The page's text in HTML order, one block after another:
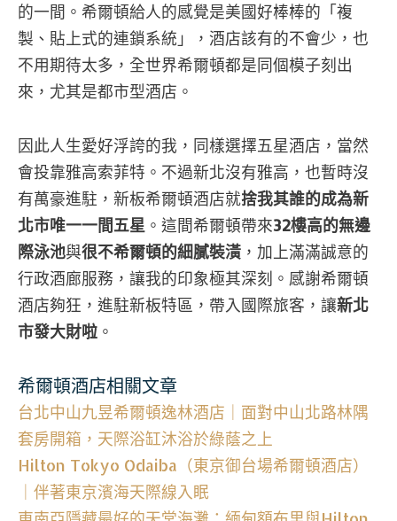
的一間。希爾頓給人的感覺是美國好棒棒的「複
製、貼上式的連鎖系統」，酒店該有的不會少，也
不用期待太多，全世界希爾頓都是同個模子刻出
來，尤其是都市型酒店。
因此人生愛好浮誇的我，同樣選擇五星酒店，當然
會投靠雅高索菲特。不過新北沒有雅高，也暫時沒
有萬豪進駐，新板希爾頓酒店就捨我其誰的成為新
北市唯一一間五星 。這間希爾頓帶來32樓高的無邊
際泳池與很不希爾頓的細膩裝潢 ，加上滿滿誠意的
行政酒廊服務，讓我的印象極其深刻。感謝希爾頓
酒店夠狂，進駐新板特區，帶入國際旅客，讓新北
市發大財啦 。
希爾頓酒店相關文章
台北中山九昱希爾頓逸林酒店｜面對中山北路林隅
套房開箱，天際浴缸沐浴於綠蔭之上
Hilton Tokyo Odaiba（東京御台場希爾頓酒店）
｜伴著東京濱海天際線入眠